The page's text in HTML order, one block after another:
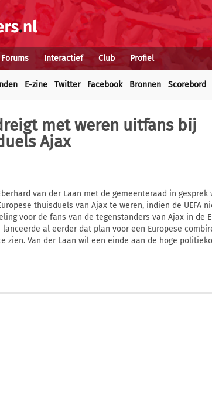
Forums Interactief Club Profiel
E-zine Twitter Facebook Bronnen Scorebord
met weren uitfans bij
Ajax
van der Laan met de gemeenteraad in gesprek
thuisduels van Ajax te weren, indien de UEFA
voor de fans van de tegenstanders van Ajax in de
lanceerde al eerder dat plan voor een Europese
zien. Van der Laan wil een einde aan de hoge